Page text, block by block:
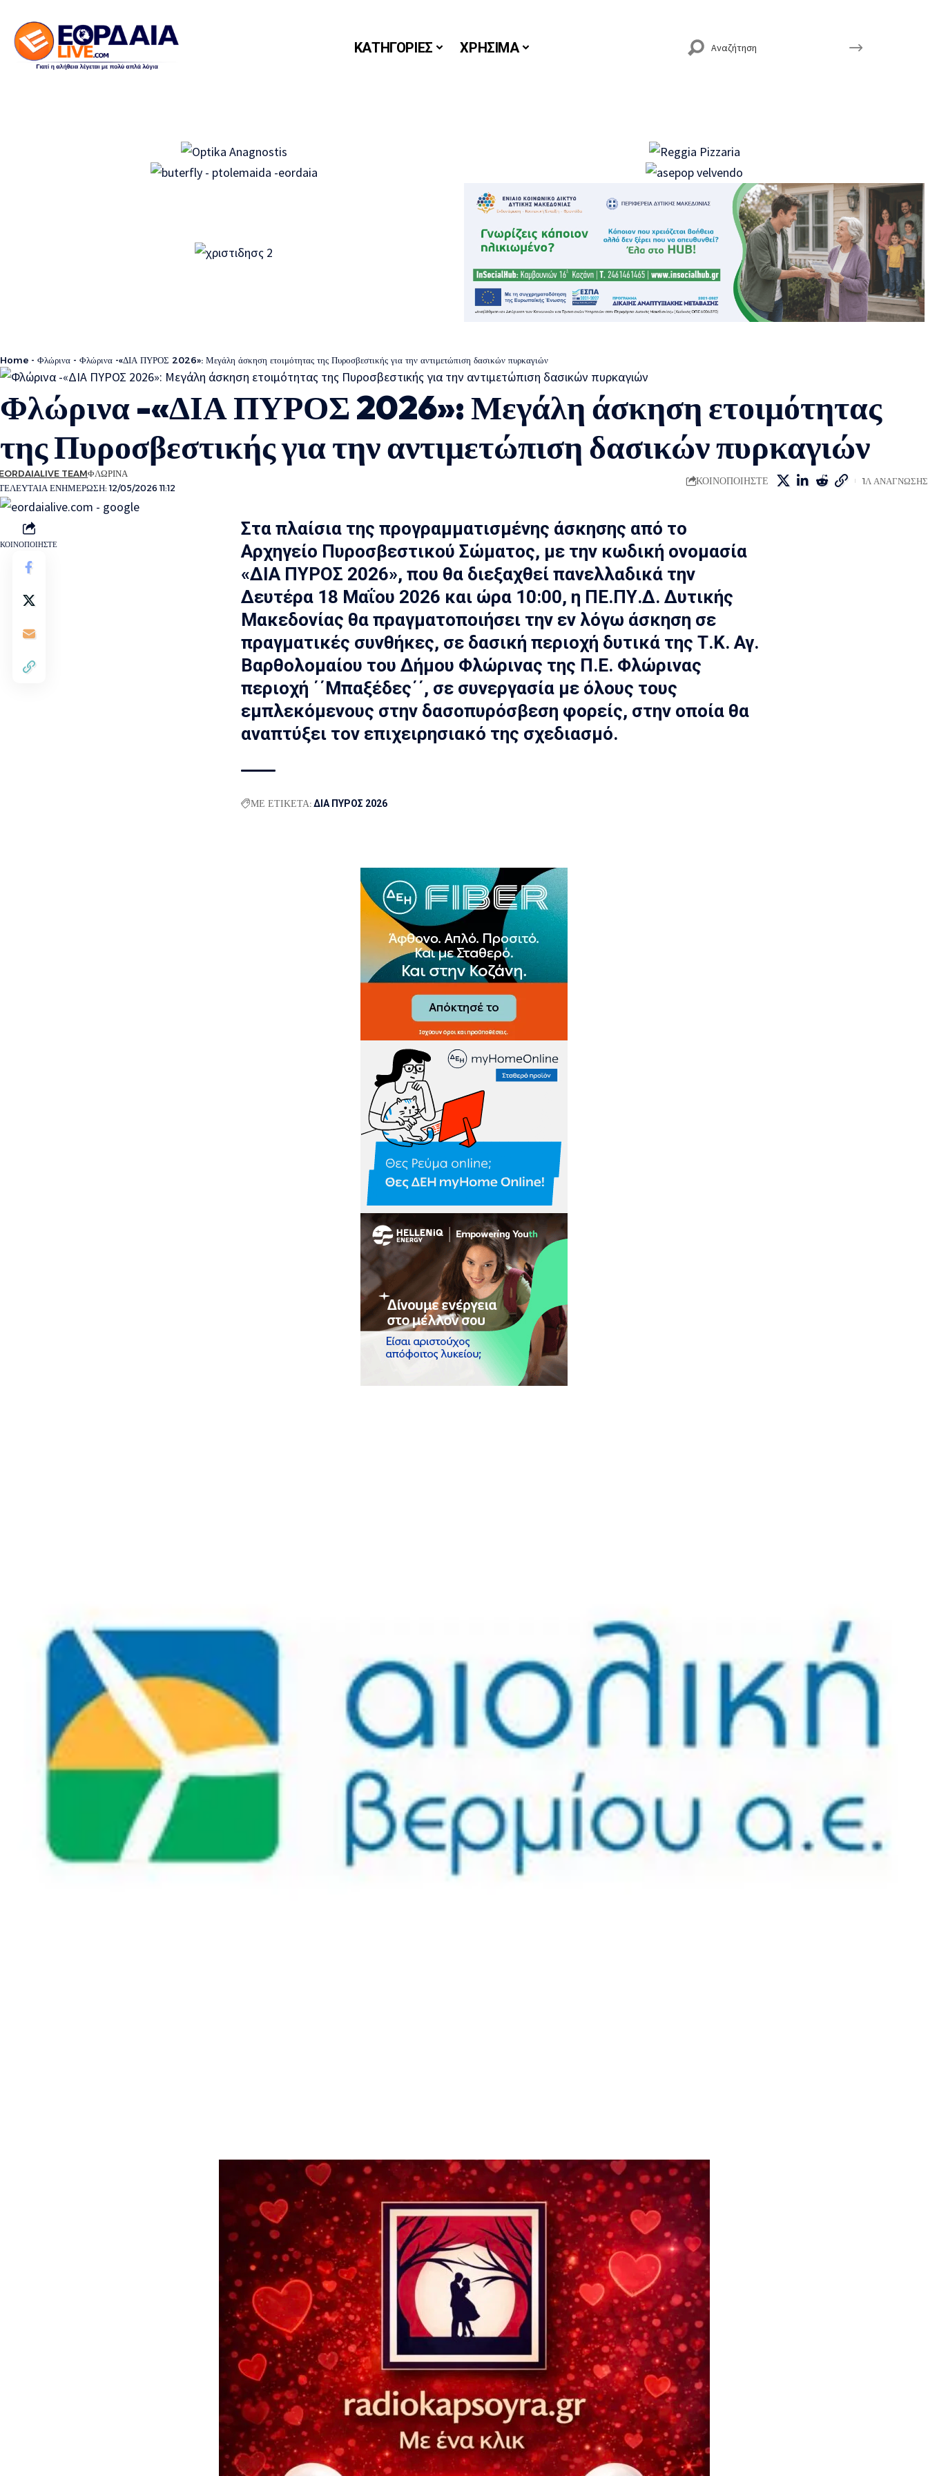
ΚΑΤΗΓΟΡΙΕΣ ΧΡΗΣΙΜΑ
Home - Φλώρινα - Φλώρινα -«ΔΙΑ ΠΥΡΟΣ 2026»: Μεγάλη άσκηση ετοιμότητας της Πυροσβεστικής για την αντιμετώπιση δασικών πυρκαγιών
Φλώρινα -«ΔΙΑ ΠΥΡΟΣ 2026»: Μεγάλη άσκηση ετοιμότητας
της Πυροσβεστικής για την αντιμετώπιση δασικών πυρκαγιών
ΕΝΗΜΕΡΩΣΗ: 12/05/2026 11:12
TEAMΦΛΩΡΙΝΑ
ΚΟΙΝΟΠΟΙΗΣΤΕ 1Λ ΑΝΑΓΝΩΣΗΣ
ΚΟΙΝΟΠΟΙΗΣΤΕ
Στα πλαίσια της προγραμματισμένης άσκησης από το
Αρχηγείο Πυροσβεστικού Σώματος, με την κωδική ονομασία
«ΔΙΑ ΠΥΡΟΣ 2026», που θα διεξαχθεί πανελλαδικά την
Δευτέρα 18 Μαΐου 2026 και ώρα 10:00, η ΠΕ.ΠΥ.Δ. Δυτικής
Μακεδονίας θα πραγματοποιήσει την εν λόγω άσκηση σε
πραγματικές συνθήκες, σε δασική περιοχή δυτικά της Τ.Κ. Αγ.
Βαρθολομαίου του Δήμου Φλώρινας της Π.Ε. Φλώρινας
περιοχή ΄΄Μπαξέδες΄΄, σε συνεργασία με όλους τους
εμπλεκόμενους στην δασοπυρόσβεση φορείς, στην οποία θα
αναπτύξει τον επιχειρησιακό της σχεδιασμό.
ΜΕ ΕΤΙΚΕΤΑ: ΔΙΑ ΠΥΡΟΣ 2026